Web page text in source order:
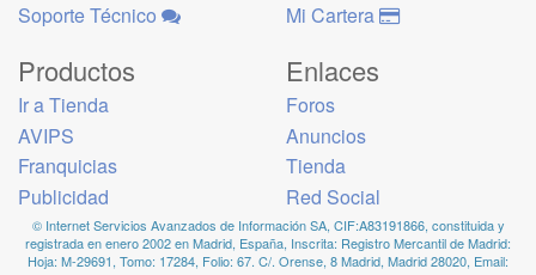
Soporte Técnico
Mi Cartera
Productos
Ir a Tienda
AVIPS
Franquicias
Publicidad
Enlaces
Foros
Anuncios
Tienda
Red Social
© Internet Servicios Avanzados de Información SA, CIF:A83191866, constituida y
registrada en enero 2002 en Madrid, España, Inscrita: Registro Mercantil de Madrid:
Hoja: M-29691, Tomo: 17284, Folio: 67. C/. Orense, 8 Madrid, Madrid 28020, Email: